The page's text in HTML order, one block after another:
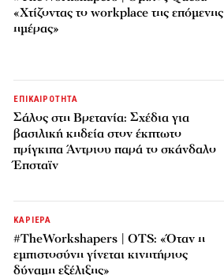
«Χτίζοντας το workplace της επόμενης
ημέρας»
ΕΠΙΚΑΙΡΟΤΗΤΑ
Σάλος στη Βρετανία: Σχέδια για
βασιλική κηδεία στον έκπτωτο
πρίγκιπα Άντριου παρά το σκάνδαλο
Έπσταϊν
ΚΑΡΙΕΡΑ
#TheWorkshapers | OTS: «Όταν η
εμπιστοσύνη γίνεται κινητήριος
δύναμη εξέλιξης»